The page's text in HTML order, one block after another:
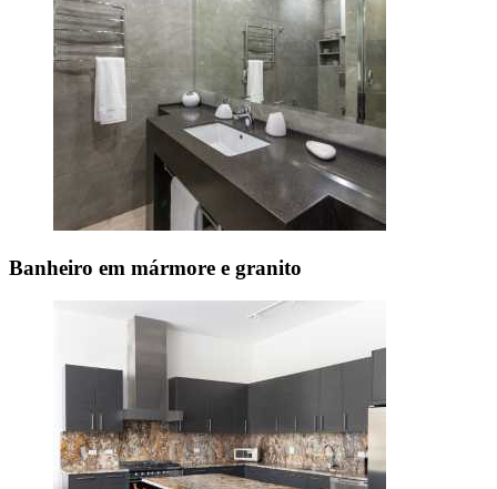
Banheiro em mármore e granito